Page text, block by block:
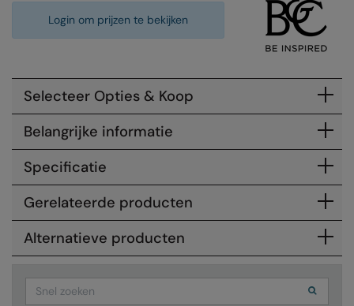
Colortone
Craghoppers Expert
Everyday Essentials
Finden & Hales
Flexfit by Yupoong
Front Row
Fruit of the Loom
Henbury
Premier
Ralaflex
Russell Athletic®
SF
Tombo
TriDri
Westford Mill
Login om prijzen te bekijken
Selecteer Opties & Koop
Belangrijke informatie
Specificatie
Gerelateerde producten
Alternatieve producten
Search